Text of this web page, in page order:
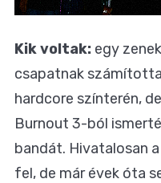
Kik voltak: egy
csapatnak
hardcore színterén,
Burnout 3-ból
bandát. Hivatalosan
fel, de már évek óta